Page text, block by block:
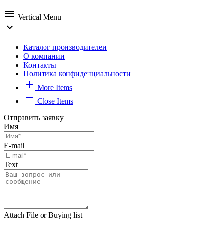
menu Vertical Menu
expand_more
Каталог производителей
О компании
Контакты
Политика конфиденциальности
add More Items
remove Close Items
Отправить заявку
Имя
E-mail
Text
Attach File or Buying list